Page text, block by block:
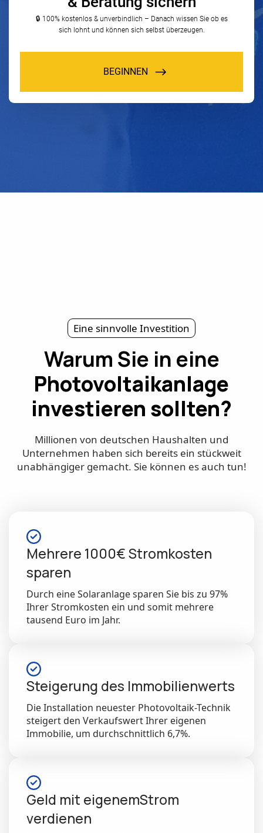
Eine sinnvolle Investition
Warum Sie in eine
Photovoltaikanlage
investieren sollten?
Millionen von deutschen Haushalten und
Unternehmen haben sich bereits ein stückweit
unabhängiger gemacht. Sie können es auch tun!
Mehrere 1000€ Stromkosten
sparen
Durch eine Solaranlage sparen Sie bis zu 97%
Ihrer Stromkosten ein und somit mehrere
tausend Euro im Jahr.
Steigerung des Immobilienwerts
Die Installation neuester Photovoltaik-Technik
steigert den Verkaufswert Ihrer eigenen
Immobilie, um durchschnittlich 6,7%.
Geld mit eigenemStrom
verdienen